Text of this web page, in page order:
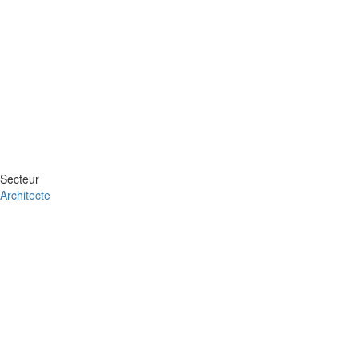
Secteur
Architecte